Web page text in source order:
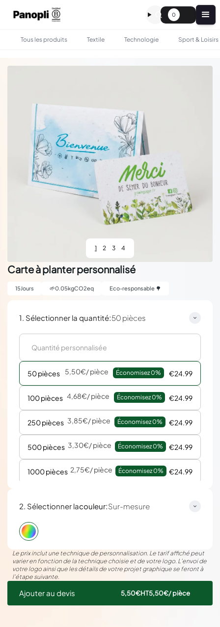
0
Tous les produits Textile Technologie Sport & Loisirs
1 2 3 4
Carte à planter personnalisé
15 Jours 🌱0.05kgCO2eq Eco-responsable 🌳
1. Sélectionner la quantité:50 pièces
50 pièces 5,50€/ pièce Économisez 0% €24.99
100 pièces 4,68€/ pièce Économisez 0% €24.99
250 pièces 3,85€/ pièce Économisez 0% €24.99
500 pièces 3,30€/ pièce Économisez 0% €24.99
1000 pièces 2,75€/ pièce Économisez 0% €24.99
2. Sélectionner lacouleur:Sur-mesure
Le prix inclut une technique de personnalisation. Le tarif affiché peut
varier en fonction de la technique choisie et de votre logo. L’envoi de
votre logo ainsi que les détails de votre projet graphique se feront à
l’étape suivante.
Ajouter au devis 5,50€HT5,50€/ pièce